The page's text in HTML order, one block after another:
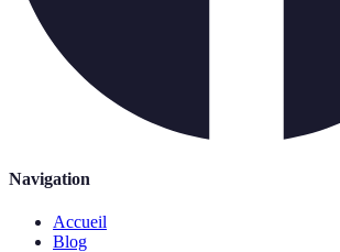
Navigation
Accueil
Blog